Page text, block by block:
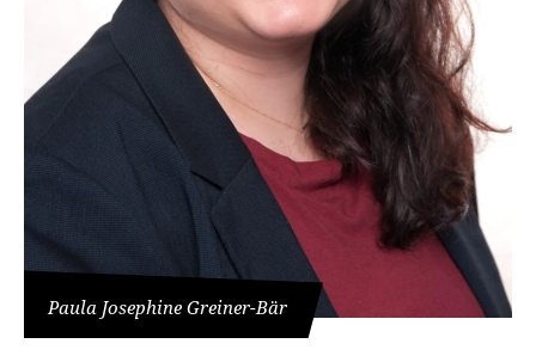
Paula Josephine Greiner-Bär